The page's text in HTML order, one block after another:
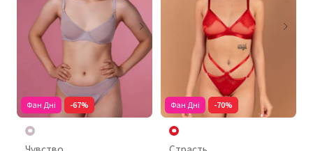
Фан Дні -67% Фан Дні -70%